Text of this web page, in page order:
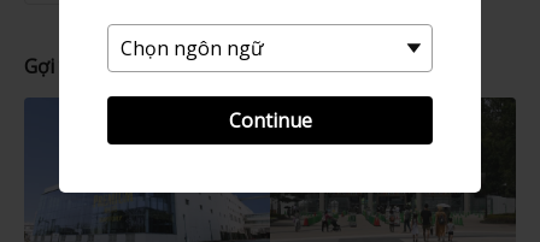
Continue
Gợi ý dành cho bạn